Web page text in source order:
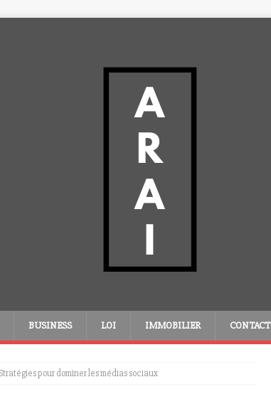
BUSINESS LOI IMMOBILIER CONTACT
pour dominer les médias sociaux